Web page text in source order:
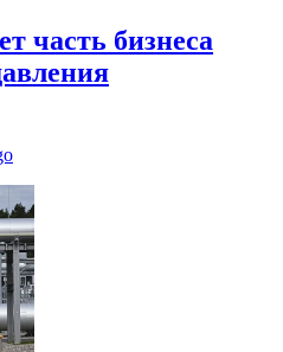
часть бизнеса